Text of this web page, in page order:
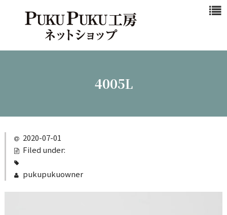
浜松マスクと
商品一覧
カジュアル
ご注文ガイド
4005L
2020-07-01
Filed under:
pukupukuowner